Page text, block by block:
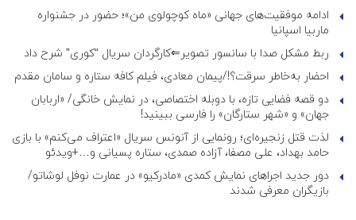
ادامه موفقیت‌های جهانی «ماه کوچولوی من»؛ حضور در جشنواره
ماربیا اسپانیا
ربط مشکل صدا با سانسور تصویر⇐کارگردان سریال “کوری” شرح داد
احضار به‌خاطر سرقت؟!/پیمان معادی، فیلم کافه ستاره و سامان مقدم
دو قصه فضایی تازه، با دوبله اختصاصی، در نمایش خانگی/ «اربابان
جهان» و «شهر ستارگان» را فارسی ببینید!
لذت قتل زنجیره‌ای؛ رونمایی از آنونس سریال «اعتراف می‌کنم» با بازی
حامد بهداد، علی مصفا، آزاده صمدی، ستاره پسیانی و…+ویدئو
دور جدید اجراهای نمایش کمدی «مادرکیو» در عمارت نوفل لوشاتو/
بازیگران معرفی شدند